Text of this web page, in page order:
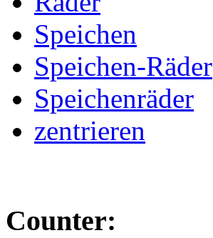
Speichen
Speichen-Räder
Speichenräder
zentrieren
Counter: